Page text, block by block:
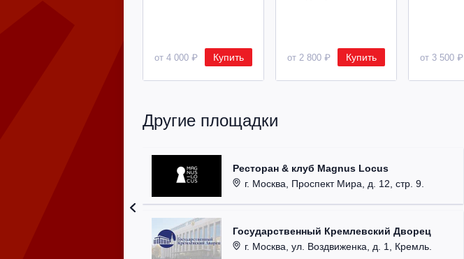
от 4 000 ₽ Купить от 2 800 ₽ Купить от 3 500 ₽
Другие площадки
Ресторан & клуб Magnus Locus
г. Москва, Проспект Мира, д. 12, стр. 9.
Государственный Кремлевский Дворец
г. Москва, ул. Воздвиженка, д. 1, Кремль.